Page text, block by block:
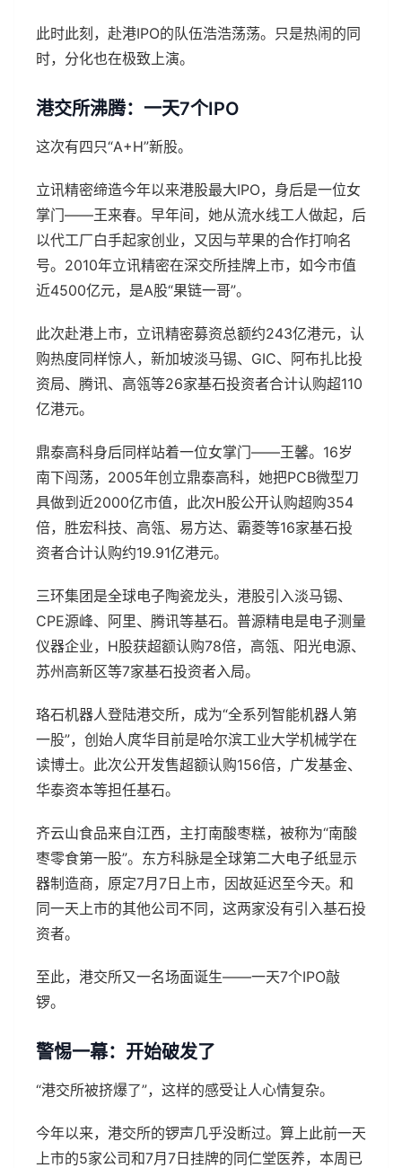
此时此刻，赴港IPO的队伍浩浩荡荡。只是热闹的同
时，分化也在极致上演。
港交所沸腾：一天7个IPO
这次有四只“A+H”新股。
立讯精密缔造今年以来港股最大IPO，身后是一位女
掌门——王来春。早年间，她从流水线工人做起，后
以代工厂白手起家创业，又因与苹果的合作打响名
号。2010年立讯精密在深交所挂牌上市，如今市值
近4500亿元，是A股“果链一哥”。
此次赴港上市，立讯精密募资总额约243亿港元，认
购热度同样惊人，新加坡淡马锡、GIC、阿布扎比投
资局、腾讯、高瓴等26家基石投资者合计认购超110
亿港元。
鼎泰高科身后同样站着一位女掌门——王馨。16岁
南下闯荡，2005年创立鼎泰高科，她把PCB微型刀
具做到近2000亿市值，此次H股公开认购超购354
倍，胜宏科技、高瓴、易方达、霸菱等16家基石投
资者合计认购约19.91亿港元。
三环集团是全球电子陶瓷龙头，港股引入淡马锡、
CPE源峰、阿里、腾讯等基石。普源精电是电子测量
仪器企业，H股获超额认购78倍，高瓴、阳光电源、
苏州高新区等7家基石投资者入局。
珞石机器人登陆港交所，成为“全系列智能机器人第
一股”，创始人庹华目前是哈尔滨工业大学机械学在
读博士。此次公开发售超额认购156倍，广发基金、
华泰资本等担任基石。
齐云山食品来自江西，主打南酸枣糕，被称为“南酸
枣零食第一股”。东方科脉是全球第二大电子纸显示
器制造商，原定7月7日上市，因故延迟至今天。和
同一天上市的其他公司不同，这两家没有引入基石投
资者。
至此，港交所又一名场面诞生——一天7个IPO敲
锣。
警惕一幕：开始破发了
“港交所被挤爆了”，这样的感受让人心情复杂。
今年以来，港交所的锣声几乎没断过。算上此前一天
上市的5家公司和7月7日挂牌的同仁堂医养，本周已